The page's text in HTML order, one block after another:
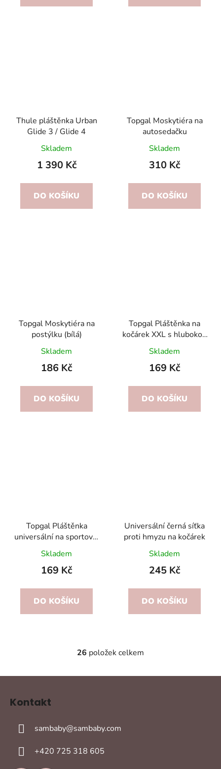
Thule pláštěnka Urban
Glide 3 / Glide 4
Skladem
1 390 Kč
DO KOŠÍKU
Topgal Moskytiéra na
autosedačku
Skladem
310 Kč
DO KOŠÍKU
Topgal Moskytiéra na
postýlku (bílá)
Skladem
186 Kč
DO KOŠÍKU
Topgal Pláštěnka na
kočárek XXL s hlubokou
korbou
Skladem
169 Kč
DO KOŠÍKU
Topgal Pláštěnka
universální na sportovní
kočárek
Skladem
169 Kč
DO KOŠÍKU
Universální černá síťka
proti hmyzu na kočárek
Skladem
245 Kč
DO KOŠÍKU
O
l
í
26 položek celkem
Kontakt
sambaby@sambaby.com
+420 725 318 605